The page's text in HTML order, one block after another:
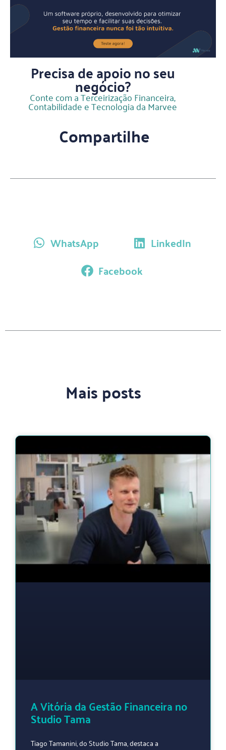
Precisa de apoio no seu
negócio?
Conte com a Terceirização Financeira,
Contabilidade e Tecnologia da Marvee
Compartilhe
WhatsApp
LinkedIn
Facebook
Mais posts
A Vitória da Gestão Financeira no
Studio Tama
Tiago Tamanini, do Studio Tama, destaca a